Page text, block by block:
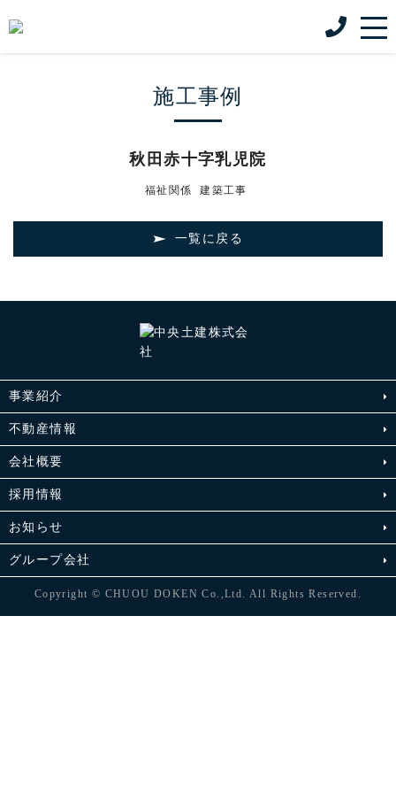
施工事例
秋田赤十字乳児院
福祉関係 建築工事
一覧に戻る
事業紹介
不動産情報
会社概要
採用情報
お知らせ
グループ会社
Copyright © CHUOU DOKEN Co.,Ltd. All Rights Reserved.